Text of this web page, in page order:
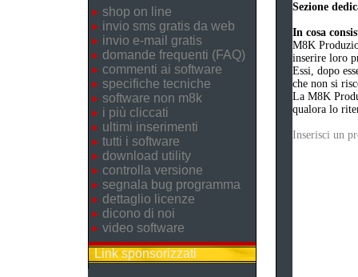
shop on line
invio sms gratis da web
invio e-mail gratis
domande frequenti (FAQ)
commenti ai software
specifiche tecniche
software non m8k
i più cliccati
ultimi inserimenti
tutti i software
download utility
controlla versione
segnala bug programma
dettaglio licenze
dicono di noi
video software
Link sponsorizzati
Sezione
In cosa
M8K
inserire loro
Essi, dopo
che non si
La M8K
qualora lo
Inserisci un